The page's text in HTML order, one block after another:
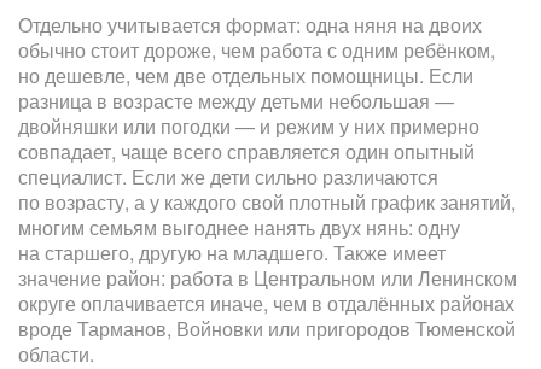
Отдельно учитывается формат: одна няня на двоих
обычно стоит дороже, чем работа с одним ребёнком,
но дешевле, чем две отдельных помощницы. Если
разница в возрасте между детьми небольшая —
двойняшки или погодки — и режим у них примерно
совпадает, чаще всего справляется один опытный
специалист. Если же дети сильно различаются
по возрасту, а у каждого свой плотный график занятий,
многим семьям выгоднее нанять двух нянь: одну
на старшего, другую на младшего. Также имеет
значение район: работа в Центральном или Ленинском
округе оплачивается иначе, чем в отдалённых районах
вроде Тарманов, Войновки или пригородов Тюменской
области.